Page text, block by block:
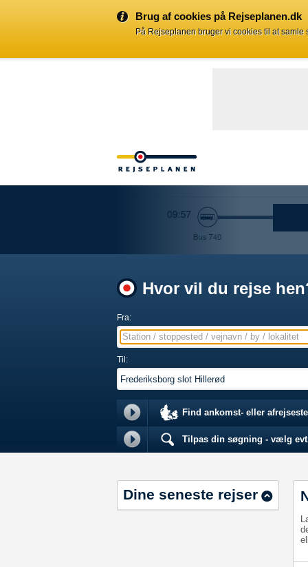
Brug af cookies på Rejseplanen.dk
På Rejseplanen bruger vi cookies til at
Hvor vil du rejse
Fra:
Station / stoppested / vejnavn / by / lokalitet
Til:
Find ankomst- eller
Tilpas din søgning - vælg
Dine seneste rejser